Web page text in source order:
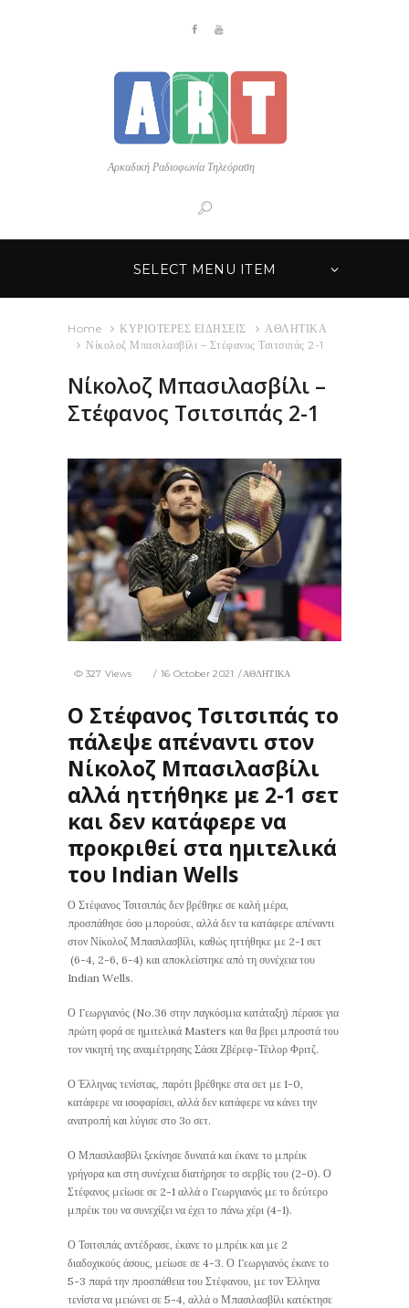
Αρκαδική Ραδιοφωνία Τηλεόραση
SELECT MENU ITEM
Home ΚΥΡΙΟΤΕΡΕΣ ΕΙΔΗΣΕΙΣ
ΑΘΛΗΤΙΚΑ
Νίκολοζ Μπασιλασβίλι – Στέφανος Τσιτσιπάς 2-1
Νίκολοζ Μπασιλασβίλι –
Στέφανος Τσιτσιπάς 2-1
16 October 2021 ΑΘΛΗΤΙΚΑ
327 Views
Ο Στέφανος Τσιτσιπάς το
πάλεψε απέναντι στον
Νίκολοζ Μπασιλασβίλι
αλλά ηττήθηκε με 2-1 σετ
και δεν κατάφερε να
προκριθεί στα ημιτελικά
του Indian Wells
Ο Στέφανος Τσιτσιπάς δεν βρέθηκε σε καλή μέρα,
προσπάθησε όσο μπορούσε, αλλά δεν τα κατάφερε απέναντι
στον Νίκολοζ Μπασιλασβίλι, καθώς ηττήθηκε με 2-1 σετ
(6-4, 2-6, 6-4) και αποκλείστηκε από τη συνέχεια του
Indian Wells.
Ο Γεωργιανός (No.36 στην παγκόσμια κατάταξη) πέρασε για
πρώτη φορά σε ημιτελικά Masters και θα βρει μπροστά του
τον νικητή της αναμέτρησης Σάσα Ζβέρεφ-Τέιλορ Φριτζ.
Ο Έλληνας τενίστας, παρότι βρέθηκε στα σετ με 1-0,
κατάφερε να ισοφαρίσει, αλλά δεν κατάφερε να κάνει την
ανατροπή και λύγισε στο 3ο σετ.
Ο Μπασιλασβίλι ξεκίνησε δυνατά και έκανε το μπρέικ
γρήγορα και στη συνέχεια διατήρησε το σερβίς του (2-0). Ο
Στέφανος μείωσε σε 2-1 αλλά ο Γεωργιανός με το δεύτερο
μπρέικ του να συνεχίζει να έχει το πάνω χέρι (4-1).
Ο Τσιτσιπάς αντέδρασε, έκανε το μπρέικ και με 2
διαδοχικούς άσους, μείωσε σε 4-3. Ο Γεωργιανός έκανε το
5-3 παρά την προσπάθεια του Στέφανου, με τον Έλληνα
τενίστα να μειώνει σε 5-4, αλλά ο Μπασιλασβίλι κατέκτησε